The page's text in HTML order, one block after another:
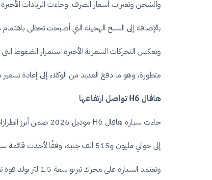
بالإضافة إلى النسخ الهجينة التي أصبحت تحظى
وتعكس التحركات السعرية الأخيرة استمرار الضغوط
متطورة، وهو ما دفع العديد من الوكلاء إلى إعادة تسعير
هافال H6 تواصل ارتفاعها
إلى حوالي مليون و515 ألف جنيه، وفقًا لأحدث قائمة سعرية معلنة بالسوق المحلي.